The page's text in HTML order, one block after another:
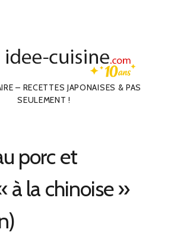
– RECETTES JAPONAISES & PAS
SEULEMENT !
porc et
à la chinoise »